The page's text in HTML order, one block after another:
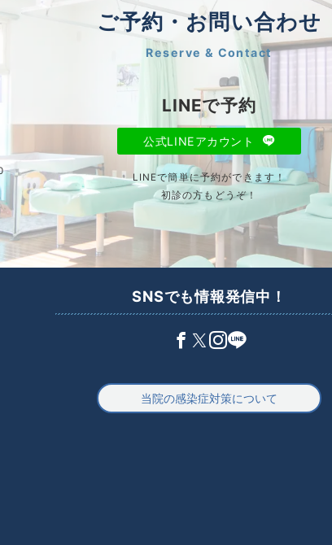
ご予約・お問い合わせ
Reserve & Contact
LINEで予約
公式LINEアカウント
LINEで簡単に予約ができます！
初診の方もどうぞ！
SNSでも情報発信中！
当院の感染症対策について